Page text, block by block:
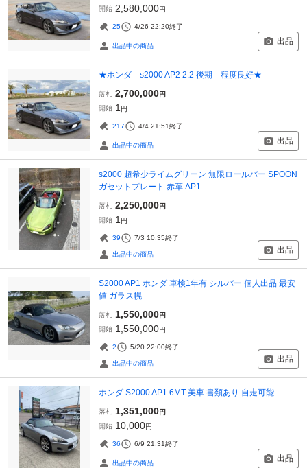
開始 2,580,000円
25 4/26 22:20終了
出品中の商品 出品
★ホンダ s2000 AP2 2.2 後期 程度良好★
落札 2,700,000円
開始 1 円
217 4/4 21:51終了
出品中の商品 出品
s2000 超希少ライムグリーン 無限ロールバー SPOON
ガセットプレート 赤革 AP1
落札 2,250,000円
開始 1 円
39 7/3 10:35終了
出品中の商品 出品
S2000 AP1 ホンダ 車検1年有 シルバー 個人出品 最安
値 ガラス幌
落札 1,550,000円
開始 1,550,000円
2 5/20 22:00終了
出品中の商品 出品
ホンダ S2000 AP1 6MT 美車 書類あり 自走可能
落札 1,351,000円
開始 10,000円
36 6/9 21:31終了
出品中の商品 出品